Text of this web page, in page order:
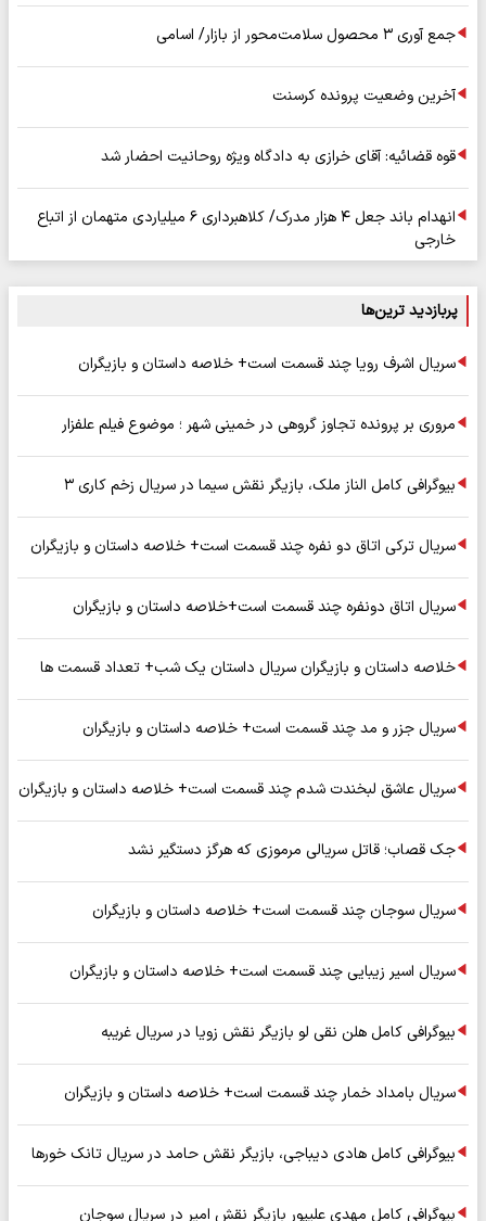
جمع آوری ۳ محصول سلامت‌محور از بازار/ اسامی
آخرین وضعیت پرونده کرسنت
قوه قضائیه: آقای خرازی به دادگاه ویژه روحانیت احضار شد
انهدام باند جعل ۴ هزار مدرک/ کلاهبرداری ۶ میلیاردی متهمان از اتباع
خارجی
پربازدید ترین‌ها
سریال اشرف رویا چند قسمت است+ خلاصه داستان و بازیگران
مروری بر پرونده تجاوز گروهی در خمینی شهر ؛ موضوع فیلم علفزار
بیوگرافی کامل الناز ملک، بازیگر نقش سیما در سریال زخم کاری ۳
سریال ترکی اتاق دو نفره چند قسمت است+ خلاصه داستان و بازیگران
سریال اتاق دونفره چند قسمت است+خلاصه داستان و بازیگران
خلاصه داستان و بازیگران سریال داستان یک شب+ تعداد قسمت ها
سریال جزر و مد چند قسمت است+ خلاصه داستان و بازیگران
سریال عاشق لبخندت شدم چند قسمت است+ خلاصه داستان و بازیگران
جک قصاب؛ قاتل سریالی مرموزی که هرگز دستگیر نشد
سریال سوجان چند قسمت است+ خلاصه داستان و بازیگران
سریال اسیر زیبایی چند قسمت است+ خلاصه داستان و بازیگران
بیوگرافی کامل هلن نقی لو بازیگر نقش زویا در سریال غریبه
سریال بامداد خمار چند قسمت است+ خلاصه داستان و بازیگران
بیوگرافی کامل هادی دیباجی، بازیگر نقش حامد در سریال تانک خورها
بیوگرافی کامل مهدی علیپور بازیگر نقش امیر در سریال سوجان